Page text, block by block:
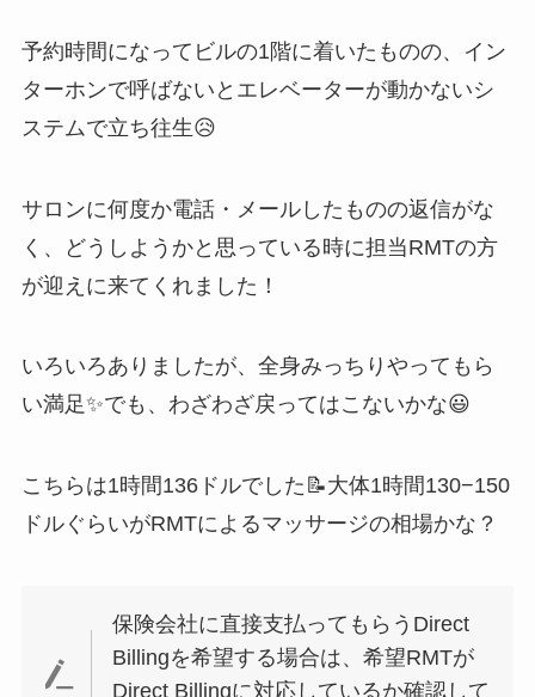
予約時間になってビルの1階に着いたものの、イン
ターホンで呼ばないとエレベーターが動かないシ
ステムで立ち往生😥
サロンに何度か電話・メールしたものの返信がな
く、どうしようかと思っている時に担当RMTの方
が迎えに来てくれました！
いろいろありましたが、全身みっちりやってもら
い満足✨でも、わざわざ戻ってはこないかな😃
こちらは1時間136ドルでした📝大体1時間130−150
ドルぐらいがRMTによるマッサージの相場かな？
保険会社に直接支払ってもらうDirect
Billingを希望する場合は、希望RMTが
Direct Billingに対応しているか確認して